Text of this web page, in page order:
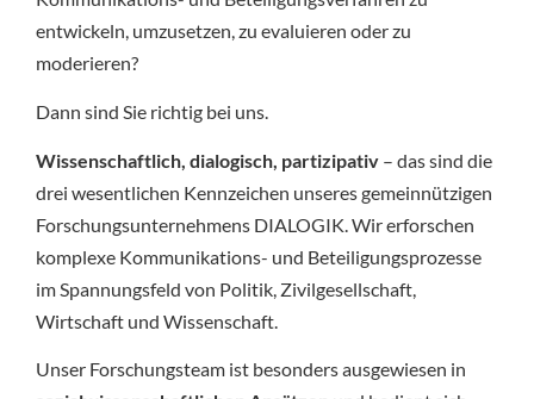
entwickeln, umzusetzen, zu evaluieren oder zu
moderieren?
Dann sind Sie richtig bei uns.
Wissenschaftlich, dialogisch, partizipativ – das sind die
drei wesentlichen Kennzeichen unseres gemeinnützigen
Forschungsunternehmens DIALOGIK. Wir erforschen
komplexe Kommunikations- und Beteiligungsprozesse
im Spannungsfeld von Politik, Zivilgesellschaft,
Wirtschaft und Wissenschaft.
Unser Forschungsteam ist besonders ausgewiesen in